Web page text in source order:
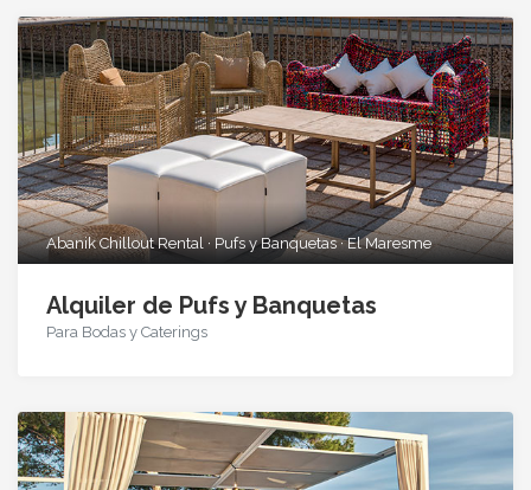
Abanik Chillout Rental · Pufs y Banquetas · El Maresme
Alquiler de Pufs y Banquetas
Para Bodas y Caterings